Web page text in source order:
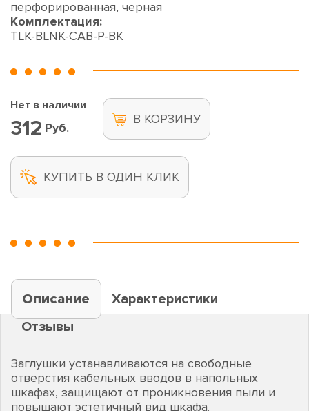
перфорированная, черная
Комплектация:
TLK-BLNK-CAB-P-BK
Нет в наличии
312 Руб.
В КОРЗИНУ
КУПИТЬ В ОДИН КЛИК
Описание
Характеристики
Отзывы
Заглушки устанавливаются на свободные
отверстия кабельных вводов в напольных
шкафах, защищают от проникновения пыли и
повышают эстетичный вид шкафа.